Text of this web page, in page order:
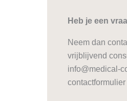
Heb je een
Neem dan
vrijblijvend
info@medical-
contactformulier